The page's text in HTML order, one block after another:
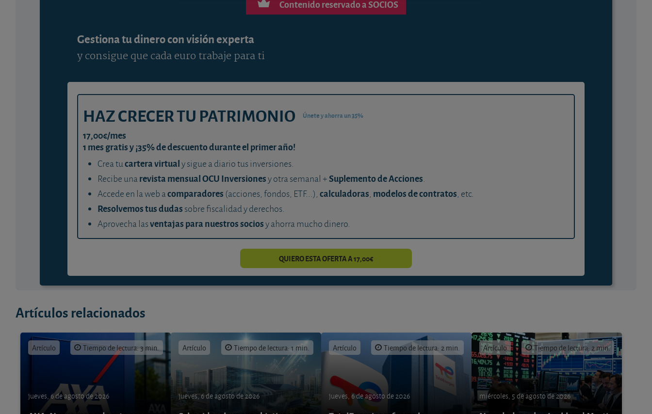
Contenido reservado a SOCIOS
Gestiona tu dinero con visión experta
y consigue que cada euro trabaje para ti
HAZ CRECER TU PATRIMONIO Únete y ahorra un 35%
17,00€/mes
1 mes gratis y ¡35% de descuento durante el primer año!
Crea tucartera virtualy sigue a diario tus inversiones.
Recibe unarevista mensual OCU Inversionesy otra semanal +Suplemento de Acciones.
Accede en la web acomparadores (acciones, fondos, ETF...), calculadoras, modelos de contratos, etc.
Resolvemos tus dudas sobre fiscalidad y derechos.
Aprovecha lasventajas para nuestros sociosy ahorra mucho dinero.
QUIERO ESTA OFERTA A 17,00€
Artículos relacionados
Artículo Tiempo de lectura: 3 min.
jueves, 6 de agosto de 2026
Artículo Tiempo de lectura: 1 min.
jueves, 6 de agosto de 2026
Artículo Tiempo de lectura: 2 min.
jueves, 6 de agosto de 2026
Artículo Tiempo de lectura: 2 min.
miércoles, 5 de agosto de 2026